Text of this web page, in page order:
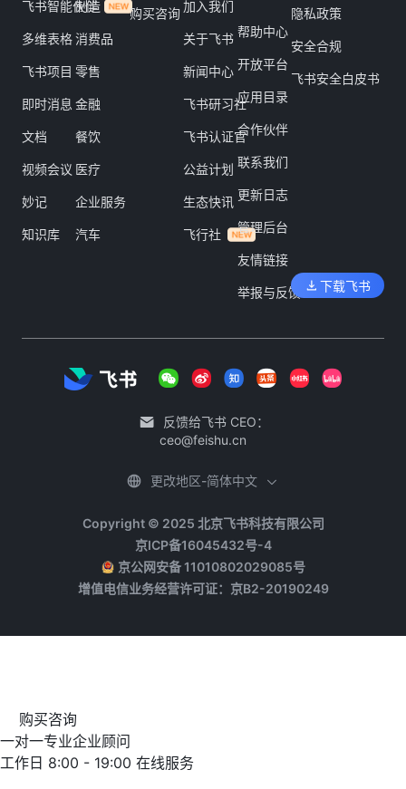
飞书智能伙伴
多维表格
飞书项目
即时消息
文档
视频会议
妙记
知识库
制造
消费品
零售
金融
餐饮
医疗
企业服务
汽车
购买咨询 加入我们
关于飞书
新闻中心
飞书研习社
飞书认证官
公益计划
生态快讯
飞行社
帮助中心
开放平台
应用目录
合作伙伴
联系我们
更新日志
管理后台
友情链接
举报与反馈
隐私政策
安全合规
飞书安全白皮书
下载飞书
反馈给飞书 CEO：
ceo@feishu.cn
Copyright © 2025 北京飞书科技有限公司
京ICP备16045432号-4
京公网安备 11010802029085号
增值电信业务经营许可证：京B2-20190249
更改地区-简体中文
购买咨询
一对一专业企业顾问
工作日 8:00 - 19:00 在线服务